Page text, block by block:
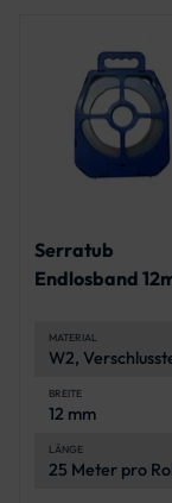
Serratub
Endlosband
Rolle
MATERIAL
W2,
BREITE
12 mm
LÄNGE
25 Meter pro